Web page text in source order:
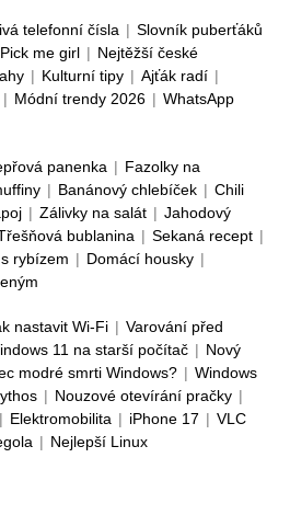
telefonní čísla | Slovník puberťáků
Pick me girl | Nejtěžší české
| Kulturní tipy | Ajťák radí |
| Módní trendy 2026 | WhatsApp
panenka | Fazolky na
| Banánový chlebíček | Chili
| Zálivky na salát | Jahodový
bublanina | Sekaná recept |
rybízem | Domácí housky |
nastavit Wi-Fi | Varování před
11 na starší počítač | Nový
modré smrti Windows? | Windows
| Nouzové otevírání pračky |
| Elektromobilita | iPhone 17 | VLC
| Nejlepší Linux